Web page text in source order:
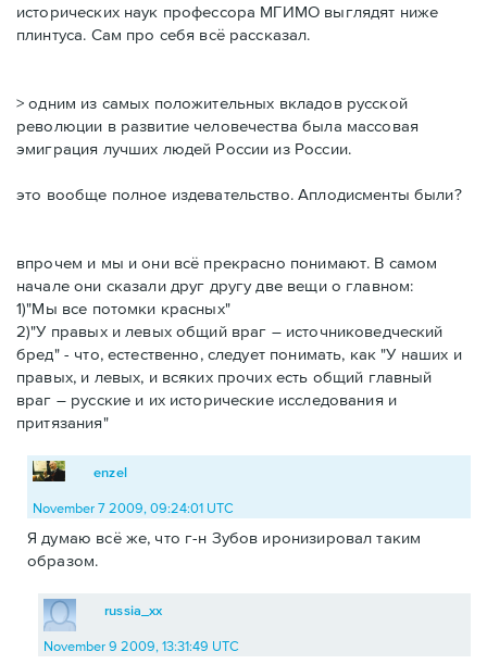
исторических наук профессора МГИМО выглядят ниже
плинтуса. Сам про себя всё рассказал.
> одним из самых положительных вкладов русской
революции в развитие человечества была массовая
эмиграция лучших людей России из России.
это вообще полное издевательство. Аплодисменты были?
впрочем и мы и они всё прекрасно понимают. В самом
начале они сказали друг другу две вещи о главном:
1)"Мы все потомки красных"
2)"У правых и левых общий враг – источниковедческий
бред" - что, естественно, следует понимать, как "У наших и
правых, и левых, и всяких прочих есть общий главный
враг – русские и их исторические исследования и
притязания"
enzel
November 7 2009, 09:24:01 UTC
Я думаю всё же, что г-н Зубов иронизировал таким
образом.
russia_xx
November 9 2009, 13:31:49 UTC